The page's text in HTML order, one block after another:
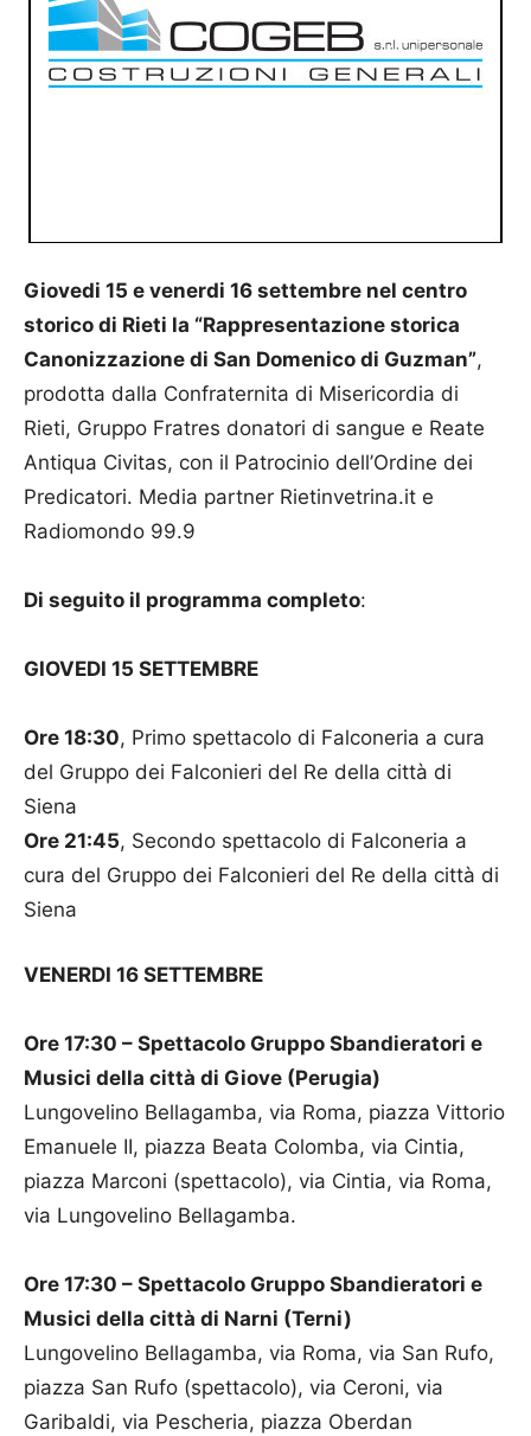
Giovedi 15 e venerdi 16 settembre nel centro
storico di Rieti la “Rappresentazione storica
Canonizzazione di San Domenico di Guzman”,
prodotta dalla Confraternita di Misericordia di
Rieti, Gruppo Fratres donatori di sangue e Reate
Antiqua Civitas, con il Patrocinio dell’Ordine dei
Predicatori. Media partner Rietinvetrina.it e
Radiomondo 99.9
Di seguito il programma completo:
GIOVEDI 15 SETTEMBRE
Ore 18:30, Primo spettacolo di Falconeria a cura
del Gruppo dei Falconieri del Re della città di
Siena
Ore 21:45, Secondo spettacolo di Falconeria a
cura del Gruppo dei Falconieri del Re della città di
Siena
VENERDI 16 SETTEMBRE
Ore 17:30 – Spettacolo Gruppo Sbandieratori e
Musici della città di Giove (Perugia)
Lungovelino Bellagamba, via Roma, piazza Vittorio
Emanuele II, piazza Beata Colomba, via Cintia,
piazza Marconi (spettacolo), via Cintia, via Roma,
via Lungovelino Bellagamba.
Ore 17:30 – Spettacolo Gruppo Sbandieratori e
Musici della città di Narni (Terni)
Lungovelino Bellagamba, via Roma, via San Rufo,
piazza San Rufo (spettacolo), via Ceroni, via
Garibaldi, via Pescheria, piazza Oberdan